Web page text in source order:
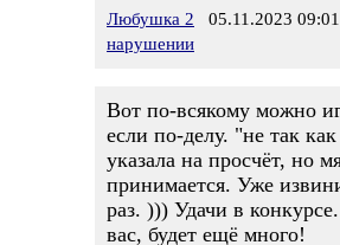
Любушка 2 05.11.2023 09:01
нарушении
Вот по-всякому можно
если по-делу. "не так
указала на просчёт, но
принимается. Уже
раз. ))) Удачи в
вас, будет ещё много!